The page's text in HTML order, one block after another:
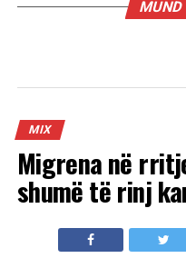
MUND
MIX
Migrena në
shumë të rinj